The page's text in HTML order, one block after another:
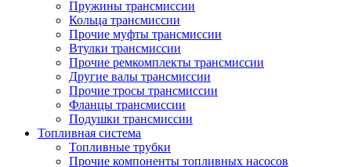
Пружины трансмиссии
Кольца трансмиссии
Прочие муфты трансмиссии
Втулки трансмиссии
Прочие ремкомплекты трансмиссии
Другие валы трансмиссии
Прочие тросы трансмиссии
Фланцы трансмиссии
Подушки трансмиссии
Топливная система
Топливные трубки
Прочие компоненты топливных насосов